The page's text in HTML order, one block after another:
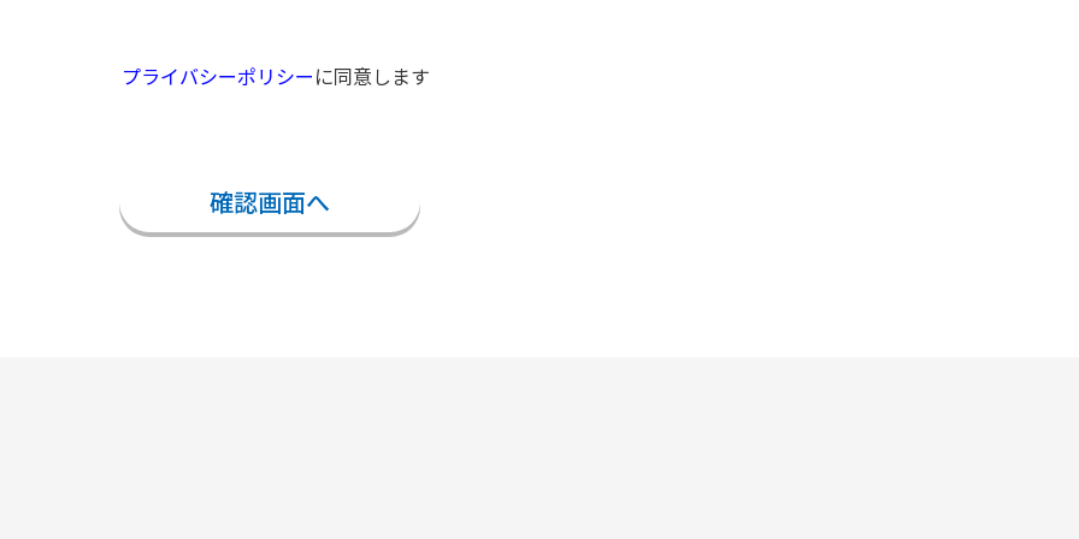
プライバシーポリシーに同意します
確認画面へ